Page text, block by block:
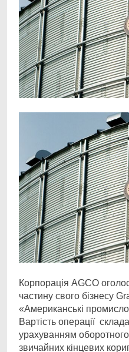
Корпорація AGCO
частину свого бізнесу
«Американські
Вартість операції
урахуванням оборотного
звичайних кінцевих